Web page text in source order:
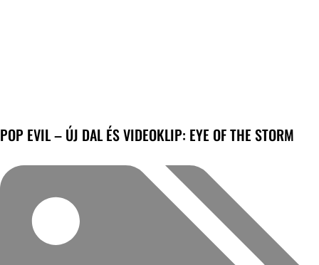
POP EVIL – ÚJ DAL ÉS VIDEOKLIP: EYE OF THE STORM